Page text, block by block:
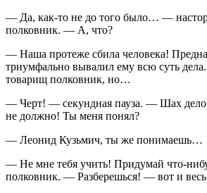
— Да, как-то не до того было… —
полковник. — А, что?
— Наша протеже сбила человека!
триумфально вывалил ему всю суть
товарищ полковник, но…
— Черт! — секундная пауза. — Шах дело
не должно! Ты меня понял?
— Леонид Кузьмич, ты же понимаешь…
— Не мне тебя учить! Придумай что-
полковник. — Разберешься! — вот и весь